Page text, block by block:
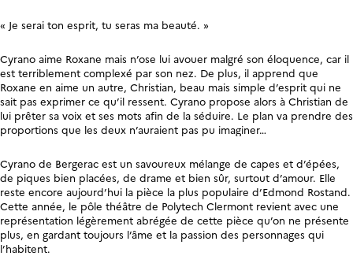
« Je serai ton esprit, tu seras ma beauté. »
Cyrano aime Roxane mais n’ose lui avouer malgré son éloquence, car il
est terriblement complexé par son nez. De plus, il apprend que
Roxane en aime un autre, Christian, beau mais simple d’esprit qui ne
sait pas exprimer ce qu’il ressent. Cyrano propose alors à Christian de
lui prêter sa voix et ses mots afin de la séduire. Le plan va prendre des
proportions que les deux n’auraient pas pu imaginer…
Cyrano de Bergerac est un savoureux mélange de capes et d’épées,
de piques bien placées, de drame et bien sûr, surtout d’amour. Elle
reste encore aujourd’hui la pièce la plus populaire d’Edmond Rostand.
Cette année, le pôle théâtre de Polytech Clermont revient avec une
représentation légèrement abrégée de cette pièce qu’on ne présente
plus, en gardant toujours l’âme et la passion des personnages qui
l’habitent.